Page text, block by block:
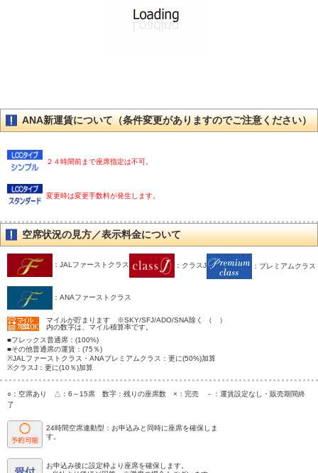
ANA新運賃について（条件変更がありますのでご注意ください）
２４時間前まで座席指定は不可。
変更時は変更手数料が発生します。
空席状況の見方／表示料金について
：JALファーストクラス ：クラスJ ：プレミアムクラス
：ANAファーストクラス
マイルが貯まります ※SKY/SFJ/ADO/SNA除く （ ）
内の数字は、マイル積算率です。
■フレックス普通席：(100%)
■その他普通席の運賃：(75％)
※JALファーストクラス・ANAプレミアムクラス：更に(50%)加算
※クラスJ：更に(10％)加算
○：空席あり △：6～15席 数字：残りの座席数 ×：完売 －：運賃設定なし・販売期間終
了
24時間空席連動型：お申込みと同時に座席を確保しま
す。
お申込み後に設定枠より座席を確保します。